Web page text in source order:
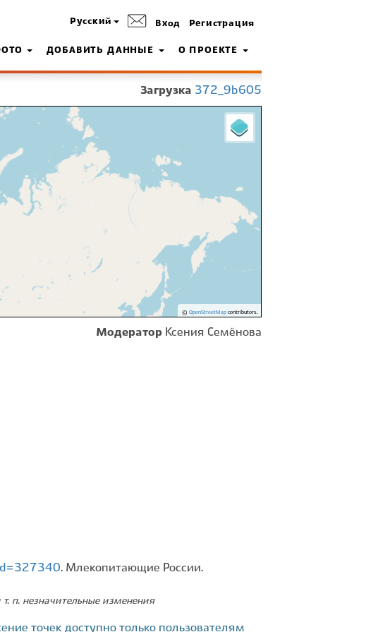
Русский Вход Регистрация
ДОБАВИТЬ ДАННЫЕ О ПРОЕКТЕ
Загрузка 372_9b605
© OpenStreetMapcontributors.
Модератор Ксения Семёнова
. Млекопитающие России.
п. незначительные изменения
точек доступно только пользователям